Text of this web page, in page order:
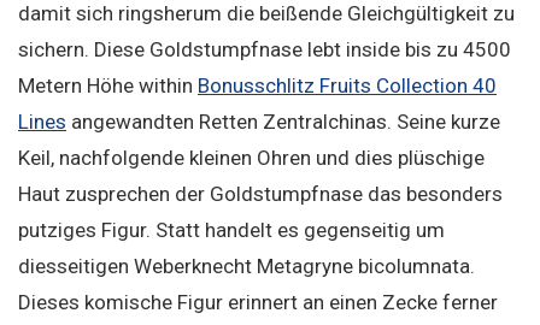
damit sich ringsherum die beißende Gleichgültigkeit zu
sichern. Diese Goldstumpfnase lebt inside bis zu 4500
Metern Höhe within Bonusschlitz Fruits Collection 40
Lines angewandten Retten Zentralchinas. Seine kurze
Keil, nachfolgende kleinen Ohren und dies plüschige
Haut zusprechen der Goldstumpfnase das besonders
putziges Figur. Statt handelt es gegenseitig um
diesseitigen Weberknecht Metagryne bicolumnata.
Dieses komische Figur erinnert an einen Zecke ferner